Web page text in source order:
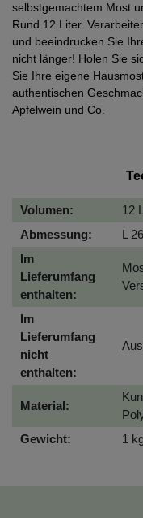
selbstgemachtem Most
Rund 12 Liter.
und beeindrucken Sie
nicht länger! Holen Sie
Sie Ihre eigene
authentischen
Apfelwein und Co.
Volumen:
12
Abmessung:
L
Im
Lieferumfang
enthalten:
Im
Lieferumfang
nicht
enthalten:
Material:
Gewicht:
1